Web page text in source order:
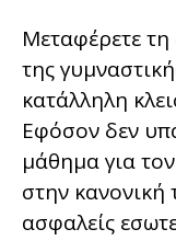
Μεταφέρετε
της
κατάλληλη
Εφόσον δεν
μάθημα για
στην κανονική
ασφαλείς